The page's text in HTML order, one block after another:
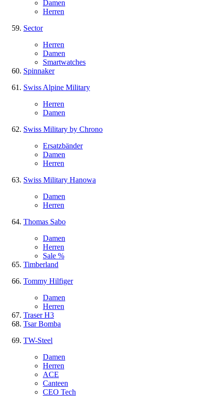
Damen
Herren
Sector
Herren
Damen
Smartwatches
Spinnaker
Swiss Alpine Military
Herren
Damen
Swiss Military by Chrono
Ersatzbänder
Damen
Herren
Swiss Military Hanowa
Damen
Herren
Thomas Sabo
Damen
Herren
Sale %
Timberland
Tommy Hilfiger
Damen
Herren
Traser H3
Tsar Bomba
TW-Steel
Damen
Herren
ACE
Canteen
CEO Tech